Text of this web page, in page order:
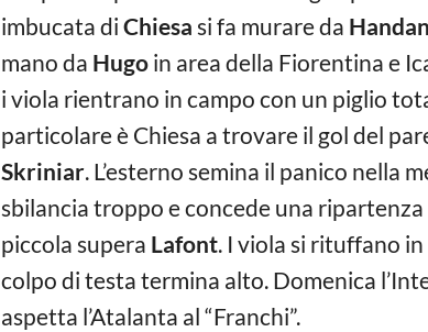
imbucata di Chiesa si fa murare da
mano da Hugo in area della Fiorentina e
i viola rientrano in campo con un piglio
particolare è Chiesa a trovare il gol del
Skriniar. L’esterno semina il panico nella
sbilancia troppo e concede una ripartenza
piccola supera Lafont. I viola si rituffano
colpo di testa termina alto. Domenica
aspetta l’Atalanta al “Franchi”.